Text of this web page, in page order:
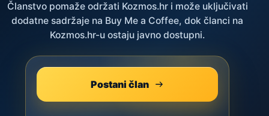
Članstvo pomaže održati Kozmos.hr i može uključivati
dodatne sadržaje na Buy Me a Coffee, dok članci na
Kozmos.hr-u ostaju javno dostupni.
Postani član